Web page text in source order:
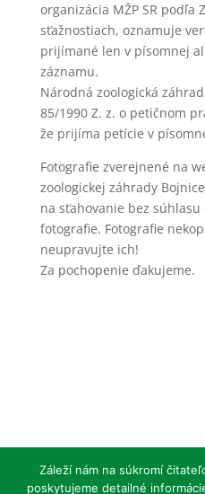
organizácia MŽP SR podľa
sťažnostiach, oznamuje
prijímané len v písomnej
záznamu.
Národná zoologická
85/1990 Z. z. o petičnom
že prijíma petície v
Fotografie zverejnené na
zoologickej záhrady
na sťahovanie bez
fotografie. Fotografie
neupravujte ich!
Za pochopenie ďakujeme.
Záleží nám na súkromí
poskytujeme detailné